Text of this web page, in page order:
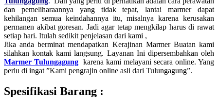
dan pemeliharaannya yang tidak tepat, lantai marmer dapat
kehilangan semua keindahannya itu, misalnya karena kerusakan
permanen akibat goresan. Jadi agar tetap mengkilap harus di rawat
setiap hari. Itulah sedikit penjelasan dari kami ,
Jika anda berminat mendapatkan Kerajinan Marmer Buatan kami
silahkan kontak kami langsung. Layanan Ini dipersembahkan oleh
Marmer Tulungagung karena kami melayani secara online. Yang
perlu di ingat ”Kami pengrajin online asli dari Tulungagung”.
Spesifikasi Barang :